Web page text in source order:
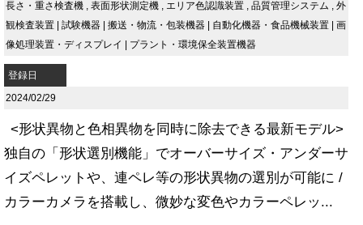
長さ・重さ検査機 , 表面形状測定機 , エリア色認識装置 , 品質管理システム , 外
観検査装置
試験機器 搬送・物流・包装機器 自動化機器・食品機械装置
画
像処理装置・ディスプレイ
プラント・環境保全装置機器
登録日
2024/02/29
<形状異物と色相異物を同時に除去できる最新モデル>
独自の「形状選別機能」でオーバーサイズ・アンダーサ
イズペレットや、連ペレ等の形状異物の選別が可能に /
カラーカメラを搭載し、微妙な変色やカラーペレッ...